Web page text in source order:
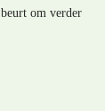
om verder